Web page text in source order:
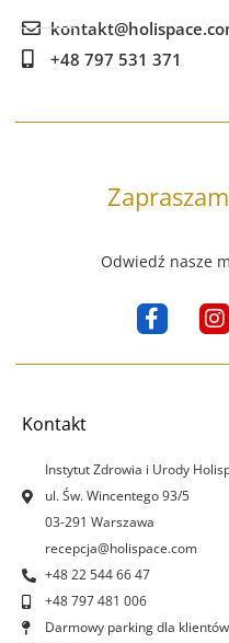
+48 797 531 371
Odwiedź nasze
F
a
c
k
-
f
I
n
s
a
Kontakt
Instytut Zdrowia i Urody
ul. Św. Wincentego 93/5
03-291 Warszawa
recepcja@holispace.com
+48 22 544 66 47
+48 797 481 006
Darmowy parking dla klientów